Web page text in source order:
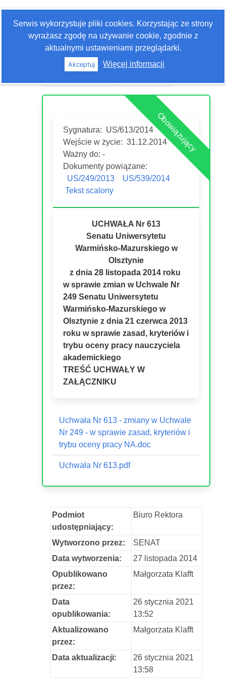
Serwis wykorzystuje pliki cookies. Korzystając ze strony
wyrażasz zgodę na używanie cookie, zgodnie z
aktualnymi ustawieniami przeglądarki.
Akceptuj Więcej informacji
Szukaj
Obowiązujący
Sygnatura: US/613/2014
Wejście w życie: 31.12.2014
Ważny do: -
Dokumenty powiązane:
US/249/2013
US/539/2014
Tekst scalony
UCHWAŁA Nr 613
Senatu Uniwersytetu
Warmińsko-Mazurskiego w
Olsztynie
z dnia 28 listopada 2014 roku
w sprawie zmian w Uchwale Nr
249 Senatu Uniwersytetu
Warmińsko-Mazurskiego w
Olsztynie z dnia 21 czerwca 2013
roku w sprawie zasad, kryteriów i
trybu oceny pracy nauczyciela
akademickiego
TREŚĆ UCHWAŁY W
ZAŁĄCZNIKU
Uchwała Nr 613 - zmiany w Uchwale
Nr 249 - w sprawie zasad, kryteriów i
trybu oceny pracy NA.doc
Uchwała Nr 613.pdf
Podmiot
udostępniający:
Biuro Rektora
Wytworzono przez:
SENAT
Data wytworzenia:
27 listopada 2014
Opublikowano
przez:
Małgorzata Klafft
Data
opublikowania:
26 stycznia 2021
13:52
Aktualizowano
przez:
Małgorzata Klafft
Data aktualizacji:
26 stycznia 2021
13:58